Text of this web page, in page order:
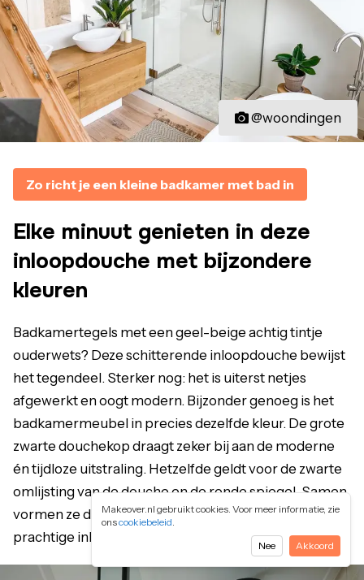
@woondingen
Zo richt je een kleine badkamer met bad in
Elke minuut genieten in deze
inloopdouche met bijzondere
kleuren
Badkamertegels met een geel-beige achtig tintje
ouderwets? Deze schitterende inloopdouche bewijst
het tegendeel. Sterker nog: het is uiterst netjes
afgewerkt en oogt modern. Bijzonder genoeg is het
badkamermeubel in precies dezelfde kleur. De grote
zwarte douchekop draagt zeker bij aan de moderne
én tijdloze uitstraling. Hetzelfde geldt voor de zwarte
omlijsting van de douche en de ronde spiegel. Samen
vormen ze de perfecte ingrediënten voor een
prachtige inloopdouche!
Makeover.nl gebruikt cookies. Voor meer informatie, zie
onscookiebeleid.
Nee
Akkoord